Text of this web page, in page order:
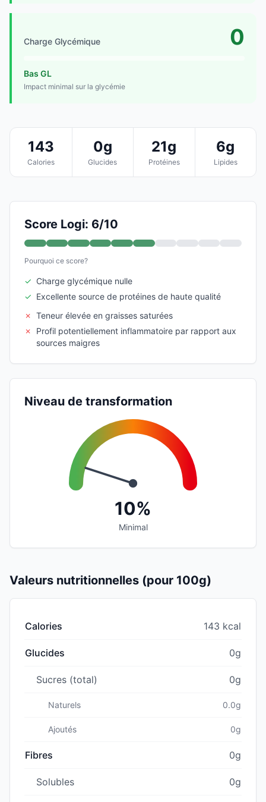
Charge Glycémique 0
Bas GL
Impact minimal sur la glycémie
143
Calories
0g
Glucides
21g
Protéines
6g
Lipides
Score Logi: 6/10
Pourquoi ce score?
✓ Charge glycémique nulle
✓ Excellente source de protéines de haute qualité
✗ Teneur élevée en graisses saturées
✗
Profil potentiellement inflammatoire par rapport aux
sources maigres
Niveau de transformation
10%
Minimal
Valeurs nutritionnelles (pour 100g)
Calories 143 kcal
Glucides 0g
Sucres (total) 0g
Naturels 0.0g
Ajoutés 0g
Fibres 0g
Solubles 0g